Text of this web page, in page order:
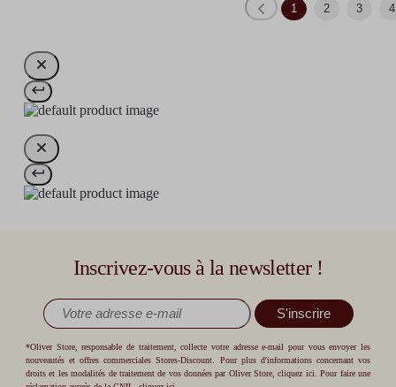
1 2 3 4
Inscrivez-vous à la newsletter !
S'inscrire
*Oliver Store, responsable de traitement, collecte votre adresse e-mail pour vous envoyer les
nouveautés et offres commerciales Stores-Discount. Pour plus d'informations concernant vos
droits et les modalités de traitement de vos données par Oliver Store,cliquez ici . Pour faire une